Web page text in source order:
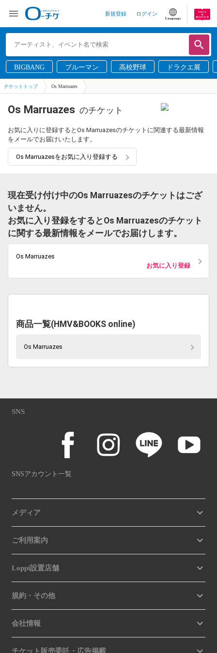
新規登録 ログイン
Language
BIGBANG ブルーマン 高校野球 ドラクエ展
チケットトップ Os Marruazes
Os Marruazes のチケット
お気に入りに登録するとOs Marruazesのチケットに関連する最新情報
をメールでお届けいたします。
Os Marruazesをお気に入り登録する
現在受け付け中のOs Marruazesのチケットはござ
いません。
お気に入り登録をするとOs Marruazesのチケット
に関する最新情報をメールでお届けします。
Os Marruazes
お気に入り登録
商品一覧(HMV&BOOKS online)
Os Marruazes
SNS
SNSアカウント一覧
メディア
ご利用案内
Loppi設置店舗
規約・その他
会社情報
チケット販売委託・広告掲載